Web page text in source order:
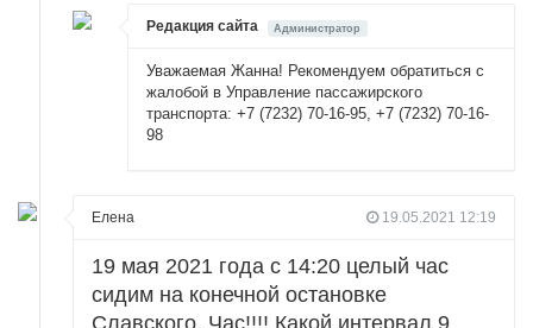
Редакция сайта Администратор
Уважаемая Жанна! Рекомендуем обратиться с
жалобой в Управление пассажирского
транспорта: +7 (7232) 70-16-95, +7 (7232) 70-16-
98
Елена 19.05.2021 12:19
19 мая 2021 года с 14:20 целый час
сидим на конечной остановке